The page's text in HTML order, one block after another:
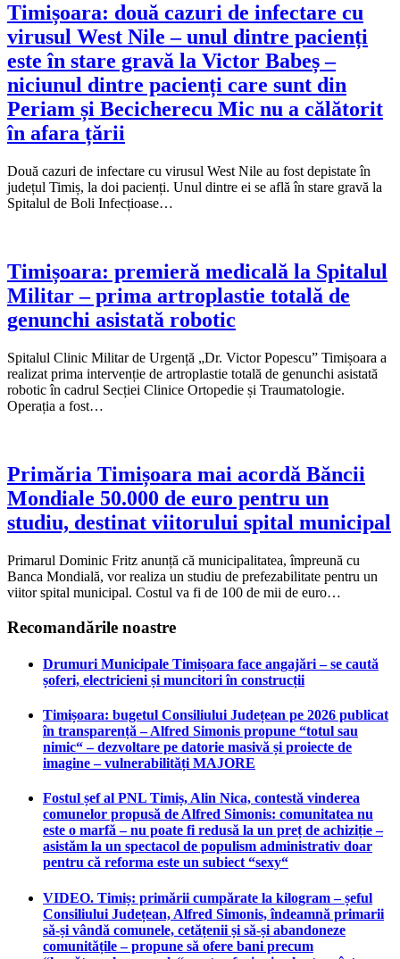
Timișoara: două cazuri de infectare cu
virusul West Nile – unul dintre pacienți
este în stare gravă la Victor Babeș –
niciunul dintre pacienți care sunt din
Periam și Becicherecu Mic nu a călătorit
în afara țării
Două cazuri de infectare cu virusul West Nile au fost depistate în
județul Timiș, la doi pacienți. Unul dintre ei se află în stare gravă la
Spitalul de Boli Infecțioase…
Timișoara: premieră medicală la Spitalul
Militar – prima artroplastie totală de
genunchi asistată robotic
Spitalul Clinic Militar de Urgență „Dr. Victor Popescu” Timișoara a
realizat prima intervenție de artroplastie totală de genunchi asistată
robotic în cadrul Secției Clinice Ortopedie și Traumatologie.
Operația a fost…
Primăria Timișoara mai acordă Băncii
Mondiale 50.000 de euro pentru un
studiu, destinat viitorului spital municipal
Primarul Dominic Fritz anunță că municipalitatea, împreună cu
Banca Mondială, vor realiza un studiu de prefezabilitate pentru un
viitor spital municipal. Costul va fi de 100 de mii de euro…
Recomandările noastre
Drumuri Municipale Timișoara face angajări – se caută
șoferi, electricieni și muncitori în construcții
Timișoara: bugetul Consiliului Județean pe 2026 publicat
în transparență – Alfred Simonis propune “totul sau
nimic“ – dezvoltare pe datorie masivă și proiecte de
imagine – vulnerabilități MAJORE
Fostul șef al PNL Timiș, Alin Nica, contestă vinderea
comunelor propusă de Alfred Simonis: comunitatea nu
este o marfă – nu poate fi redusă la un preț de achiziție –
asistăm la un spectacol de populism administrativ doar
pentru că reforma este un subiect “sexy“
VIDEO. Timiș: primării cumpărate la kilogram – șeful
Consiliului Județean, Alfred Simonis, îndeamnă primarii
să-și vândă comunele, cetățenii și să-și abandoneze
comunitățile – propune să ofere bani precum